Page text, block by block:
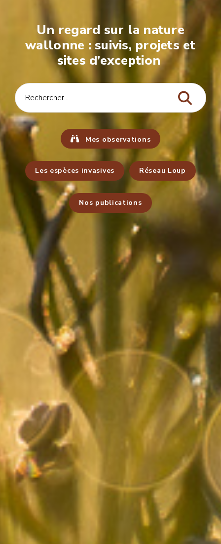
Un regard sur la nature
wallonne : suivis, projets et
sites d’exception
Mes observations
Les espèces invasives Réseau Loup
Nos publications